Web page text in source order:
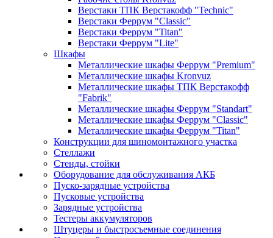
Верстаки ТПК Верстакофф "Technic"
Верстаки Феррум "Classic"
Верстаки Феррум "Titan"
Верстаки Феррум "Lite"
Шкафы
Металлические шкафы Феррум "Premium"
Металлические шкафы Kronvuz
Металлические шкафы ТПК Верстакофф
"Fabrik"
Металлические шкафы Феррум "Standart"
Металлические шкафы Феррум "Classic"
Металлические шкафы Феррум "Titan"
Конструкции для шиномонтажного участка
Стеллажи
Стенды, стойки
Оборудование для обслуживания АКБ
Пуско-зарядные устройства
Пусковые устройства
Зарядные устройства
Тестеры аккумуляторов
Штуцеры и быстросъемные соединения